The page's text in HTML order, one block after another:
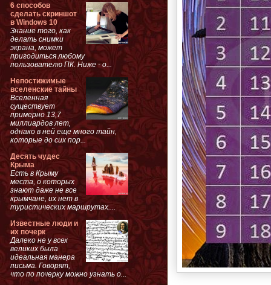
6 способов
сделать скриншот
в Windows 10
Знание того, как
делать снимки
экрана, может
пригодиться любому
пользователю ПК. Ниже - о...
Непостижимые
вселенские тайны
Вселенная
существует
примерно 13,7
миллиардов лет,
однако в ней еще много тайн,
которые до сих пор...
Десять чудес
Крыма
Есть в Крыму
места, о которых
знают даже не все
крымчане, их нет в
туристических маршрутах....
Известные люди и
их почерк
Далеко не у всех
великих была
идеальная манера
письма. Говорят,
что по почерку можно узнать о...